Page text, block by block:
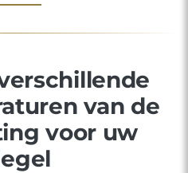
van de
voor uw